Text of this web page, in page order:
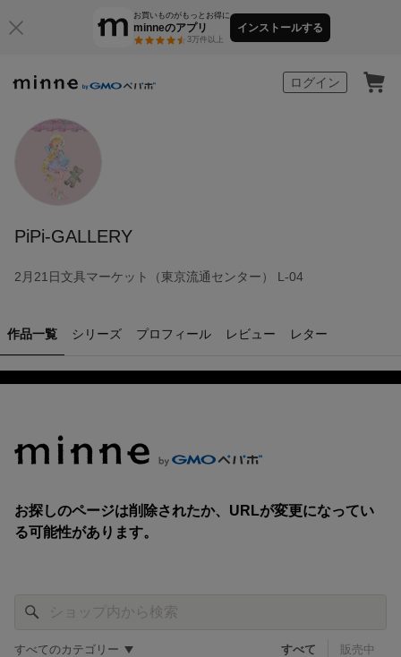
お買いものがもっとお得に
minneのアプリ
3万件以上
インストールする
ログイン
PiPi-GALLERY
2月21日文具マーケット（東京流通センター） L-04
作品一覧 シリーズ プロフィール レビュー レター
すべてのカテゴリー すべて 販売中